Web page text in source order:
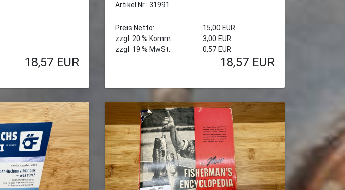
18,57 EUR
Artikel Nr.: 31991
Preis Netto:
15,00 EUR
zzgl. 20 % Komm.:
3,00 EUR
zzgl. 19 % MwSt.:
0,57 EUR
18,57 EUR